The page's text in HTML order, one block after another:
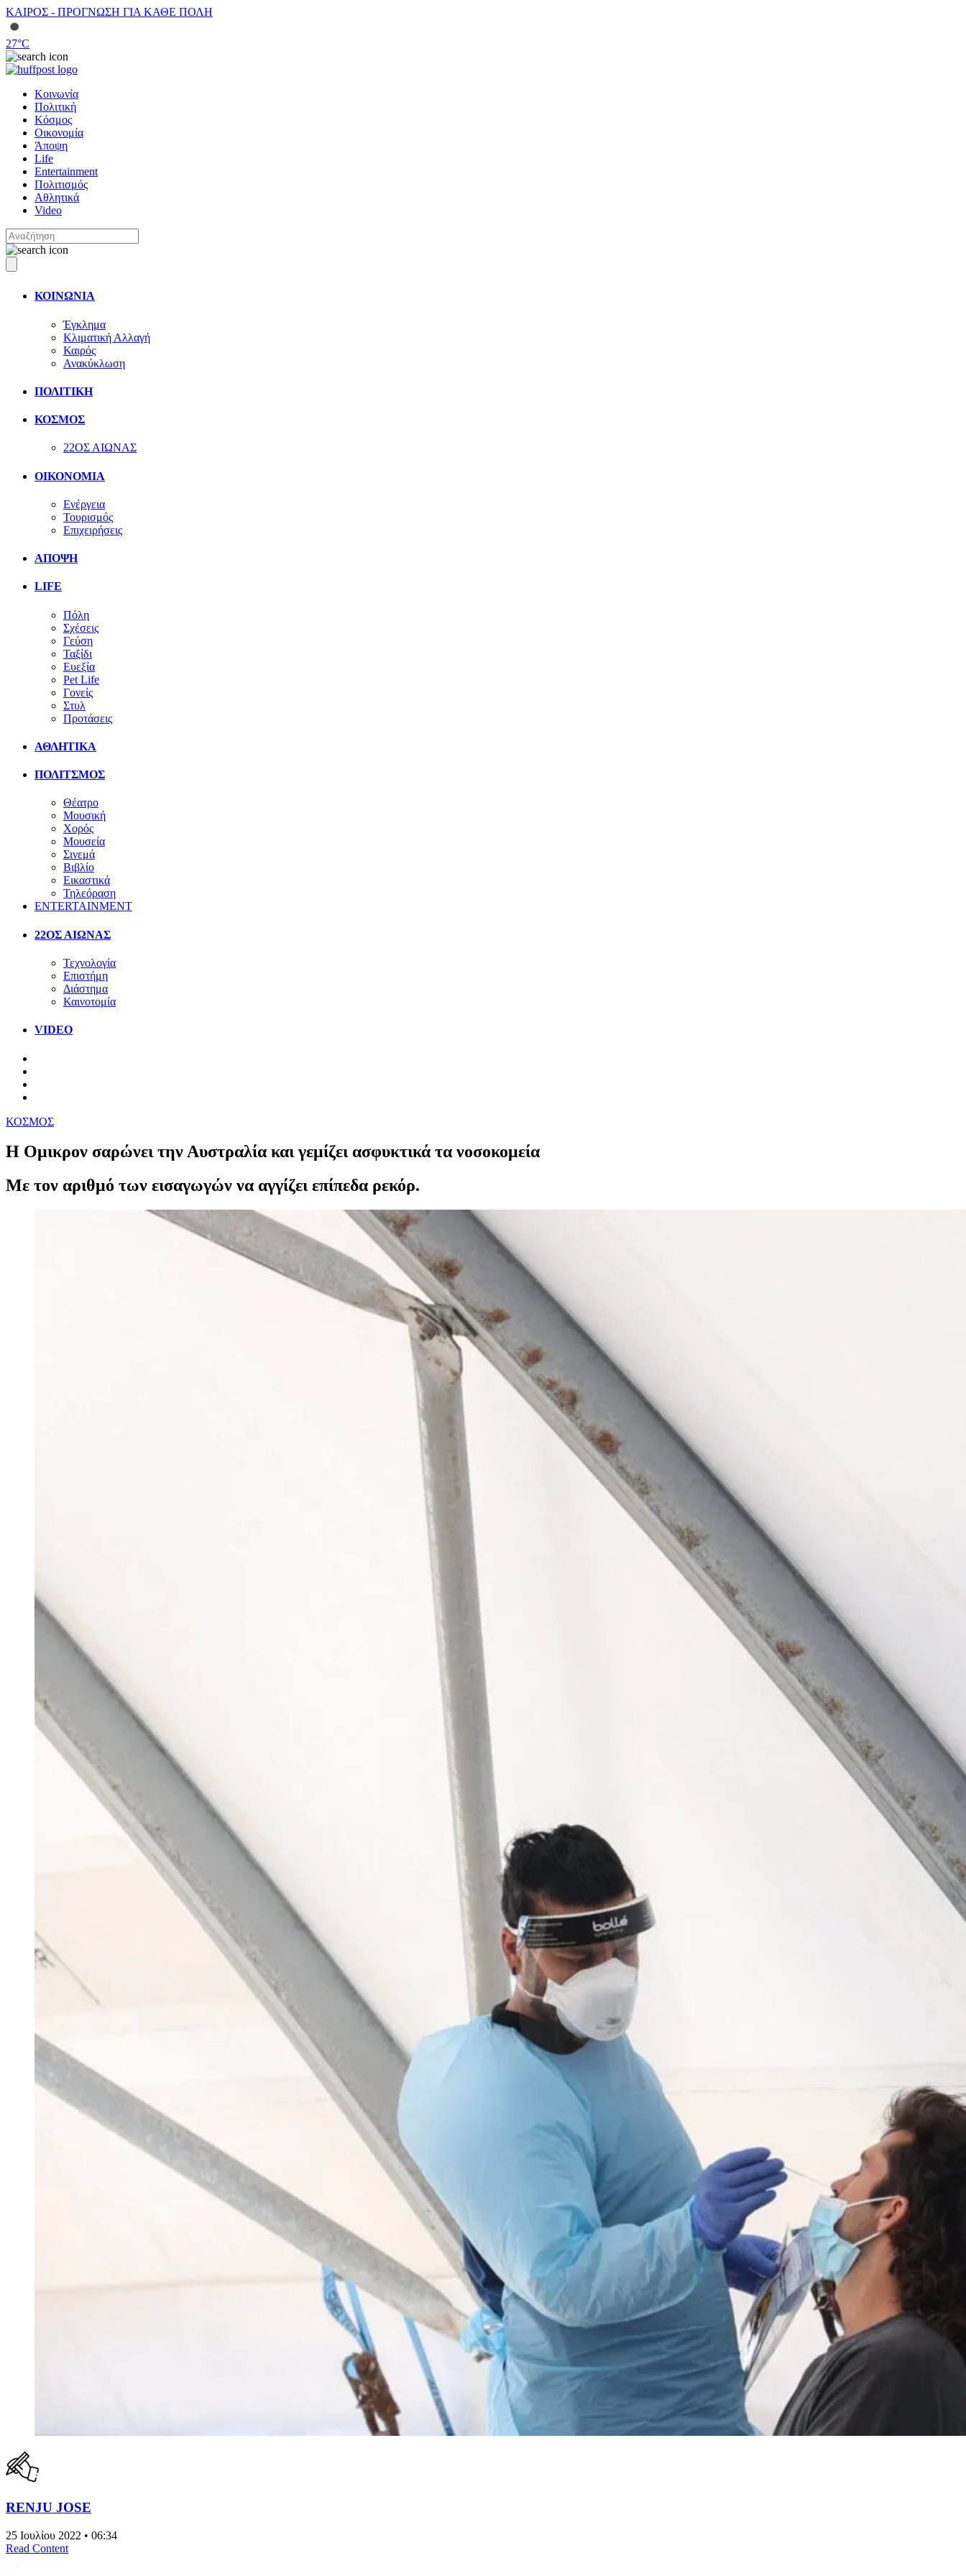
ΚΑΙΡΟΣ - ΠΡΟΓΝΩΣΗ ΓΙΑ ΚΑΘΕ ΠΟΛΗ
27°C
Κοινωνία
Πολιτική
Κόσμος
Οικονομία
Άποψη
Life
Entertainment
Πολιτισμός
Αθλητικά
Video
ΚΟΙΝΩΝΙΑ
Έγκλημα
Κλιματική Αλλαγή
Καιρός
Ανακύκλωση
ΠΟΛΙΤΙΚΗ
ΚΟΣΜΟΣ
22ΟΣ ΑΙΩΝΑΣ
ΟΙΚΟΝΟΜΙΑ
Ενέργεια
Τουρισμός
Επιχειρήσεις
ΑΠΟΨΗ
LIFE
Πόλη
Σχέσεις
Γεύση
Ταξίδι
Ευεξία
Pet Life
Γονείς
Στυλ
Προτάσεις
ΑΘΛΗΤΙΚΑ
ΠΟΛΙΤΣΜΟΣ
Θέατρο
Μουσική
Χορός
Μουσεία
Σινεμά
Βιβλίο
Εικαστικά
Τηλεόραση
ENTERTAINMENT
22ΟΣ ΑΙΩΝΑΣ
Τεχνολογία
Επιστήμη
Διάστημα
Καινοτομία
VIDEO
ΚΟΣΜΟΣ
Η Ομικρον σαρώνει την Αυστραλία και γεμίζει ασφυκτικά τα νοσοκομεία
Με τον αριθμό των εισαγωγών να αγγίζει επίπεδα ρεκόρ.
RENJU JOSE
25 Ιουλίου 2022 • 06:34
Read Content